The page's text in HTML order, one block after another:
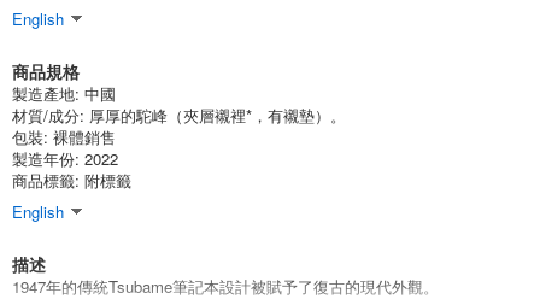
English
商品規格
製造產地: 中國
材質/成分: 厚厚的駝峰（夾層襯裡*，有襯墊）。
包裝: 裸體銷售
製造年份: 2022
商品標籤: 附標籤
English
描述
1947年的傳統Tsubame筆記本設計被賦予了復古的現代外觀。